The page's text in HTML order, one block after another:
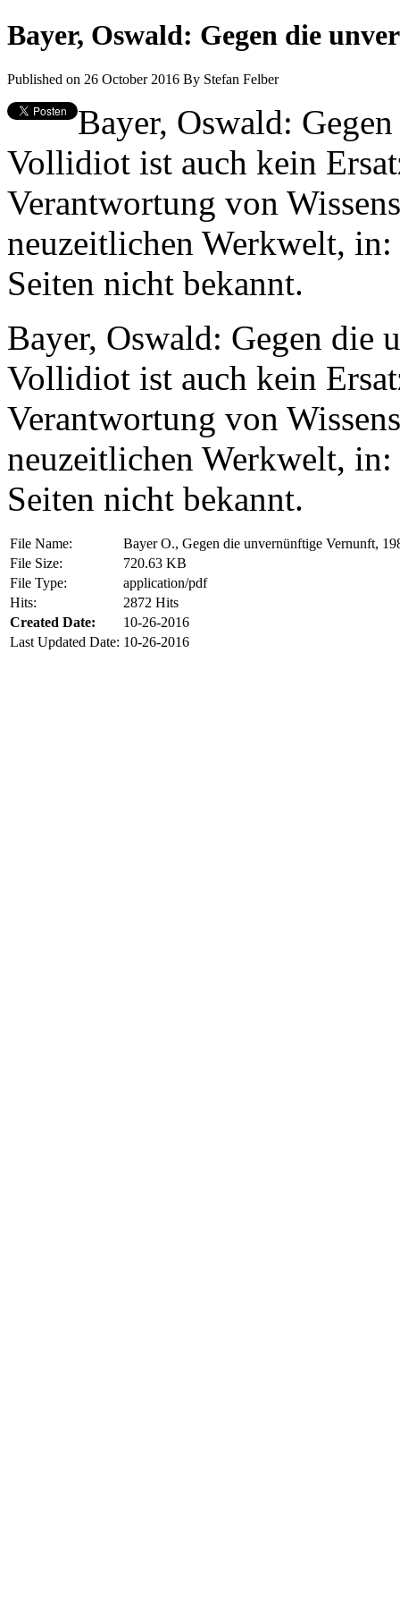
Bayer, Oswald: Gegen die
Published on 26 October 2016 By Stefan Felber
Bayer, Oswald:
Vollidiot ist auch kein
Verantwortung von
neuzeitlichen Werkwelt,
Seiten nicht bekannt.
Bayer, Oswald: Gegen die
Vollidiot ist auch kein
Verantwortung von
neuzeitlichen Werkwelt,
Seiten nicht bekannt.
File Name:
Bayer O., Gegen die unvernünftige Vernunft,
File Size:
720.63 KB
File Type:
application/pdf
Hits:
2872 Hits
Created Date:
10-26-2016
Last Updated Date: 10-26-2016